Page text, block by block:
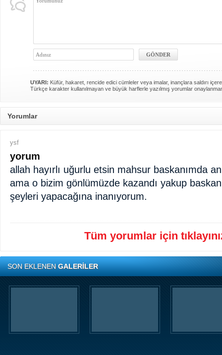
UYARI: Küfür, hakaret, rencide edici cümleler veya imalar, inançlara saldırı
Türkçe karakter kullanılmayan ve büyük harflerle yazılmış yorumlar
Yorumlar
ysf
yorum
allah hayırlı uğurlu etsin mahsur baskanımda
ama o bizim gönlümüzde kazandı yakup
şeyleri yapacağına inanıyorum.
Tüm yorumlar için
SON EKLENENGALERİLER